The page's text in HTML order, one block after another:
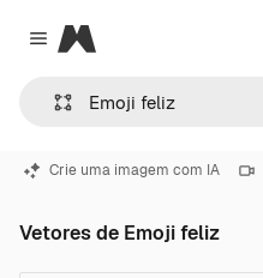
Close menu
Magnific
Crie uma imagem com IA
Vetores de Emoji feliz